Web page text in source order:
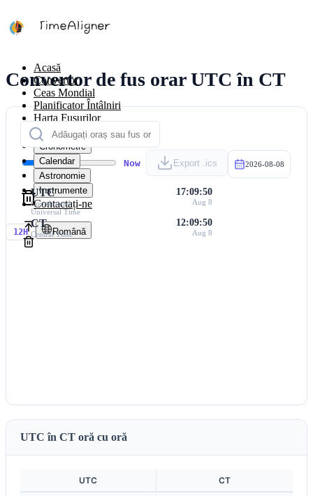
Acasă
Convertor
Ceas Mondial
Planificator Întâlniri
Harta Fusurilor
Calculatoare
Cronometre
Calendar
Astronomie
Instrumente
Contactați-ne
12H Română
Convertor de fus orar UTC în CT
Now Export .ics 2026-08-08
UTC
Coordinated
Universal Time
17:09:50
Aug 8
CT
Central Time
12:09:50
Aug 8
UTC în CT oră cu oră
UTC CT